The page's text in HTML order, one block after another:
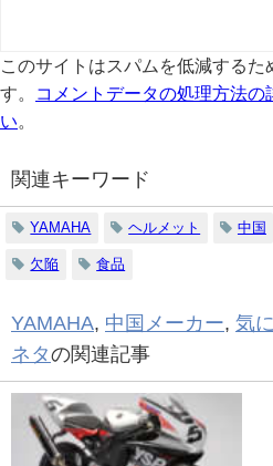
このサイトはスパムを低減するた
す。
コメントデータの処理方法の
い。
関連キーワード
YAMAHA ヘルメット 中国
欠陥 食品
YAMAHA 中国メーカー 気
ネタの関連記事